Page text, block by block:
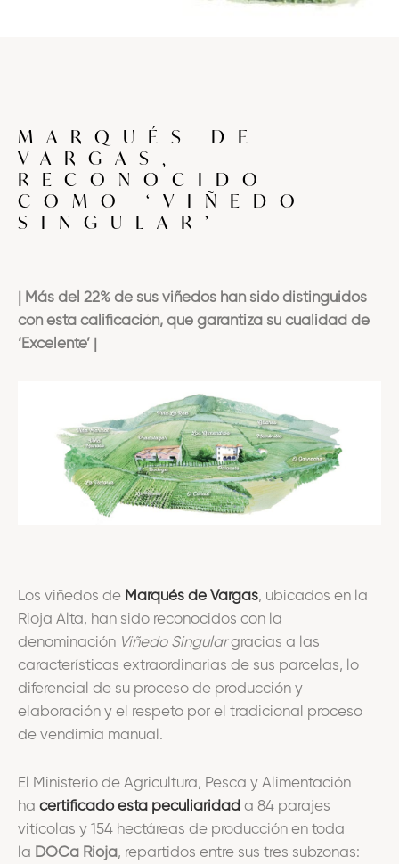
MARQUÉS DE
VARGAS,
RECONOCIDO
COMO ‘VIÑEDO
SINGULAR’
| Más del 22% de sus viñedos han sido distinguidos
con esta calificación, que garantiza su cualidad de
‘Excelente’ |
Los viñedos de Marqués de Vargas, ubicados en la
Rioja Alta, han sido reconocidos con la
denominación Viñedo Singulargracias a las
características extraordinarias de sus parcelas, lo
diferencial de su proceso de producción y
elaboración y el respeto por el tradicional proceso
de vendimia manual.
El Ministerio de Agricultura, Pesca y Alimentación
ha certificado esta peculiaridad a 84 parajes
vitícolas y 154 hectáreas de producción en toda
la DOCa Rioja, repartidos entre sus tres subzonas: